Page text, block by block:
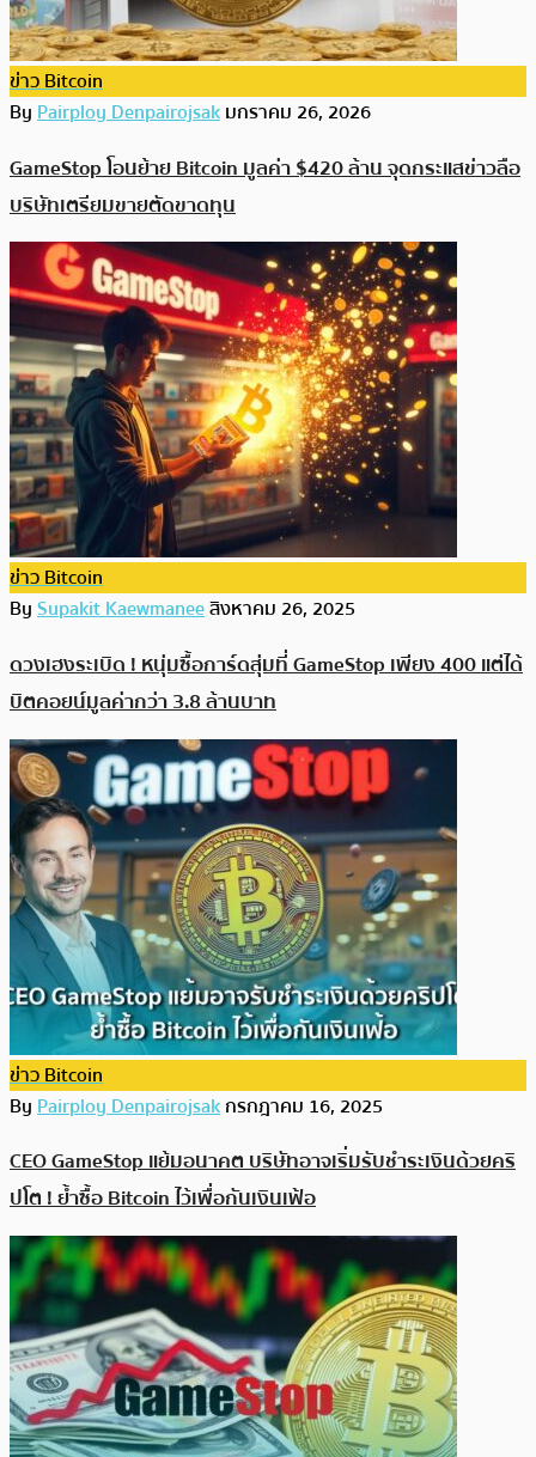
ข่าว Bitcoin
ByPairploy Denpairojsakมกราคม 26, 2026
GameStop โอนย้าย Bitcoin มูลค่า $420 ล้าน จุดกระแสข่าวลือ
บริษัทเตรียมขายตัดขาดทุน
ข่าว Bitcoin
BySupakit Kaewmaneeสิงหาคม 26, 2025
ดวงเฮงระเบิด ! หนุ่มซื้อการ์ดสุ่มที่ GameStop เพียง 400 แต่ได้
บิตคอยน์มูลค่ากว่า 3.8 ล้านบาท
ข่าว Bitcoin
ByPairploy Denpairojsakกรกฎาคม 16, 2025
CEO GameStop แย้มอนาคต บริษัทอาจเริ่มรับชำระเงินด้วยคริ
ปโต ! ย้ำซื้อ Bitcoin ไว้เพื่อกันเงินเฟ้อ